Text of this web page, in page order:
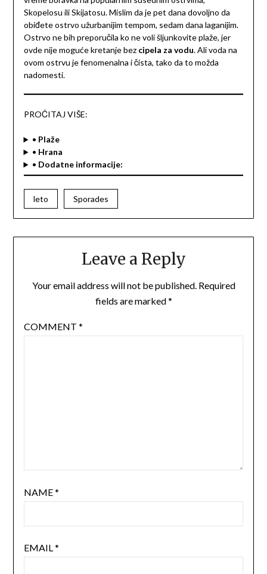
Skopelosu ili Skijatosu. Mislim da je pet dana dovoljno da
obiđete ostrvo užurbanijim tempom, sedam dana laganijim.
Ostrvo ne bih preporučila ko ne voli šljunkovite plaže, jer
ovde nije moguće kretanje bez cipela za vodu. Ali voda na
ovom ostrvu je fenomenalna i čista, tako da to možda
nadomesti.
PROČITAJ VIŠE:
• Plaže
• Hrana
• Dodatne informacije:
leto Sporades
Leave a Reply
Your email address will not be published. Required
fields are marked*
COMMENT *
NAME*
EMAIL*